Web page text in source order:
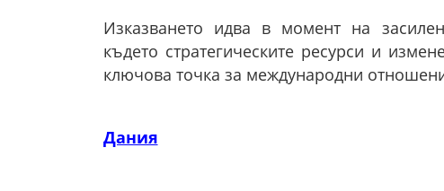
Изказването идва в момент на
където стратегическите ресурси и
ключова точка за международни
Дания